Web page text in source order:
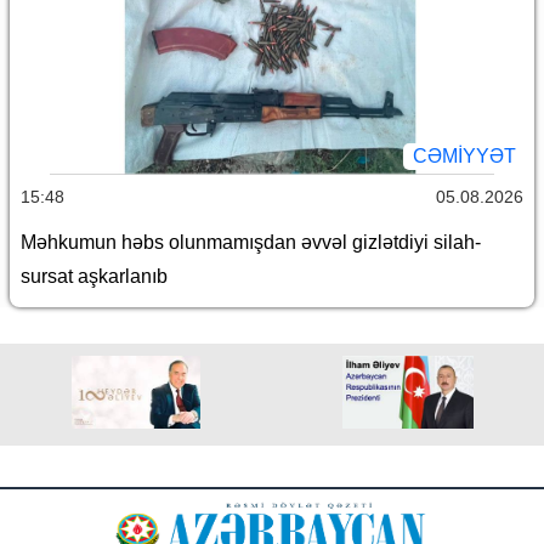
CƏMİYYƏT
15:48 05.08.2026
Məhkumun həbs olunmamışdan əvvəl gizlətdiyi silah-
sursat aşkarlanıb